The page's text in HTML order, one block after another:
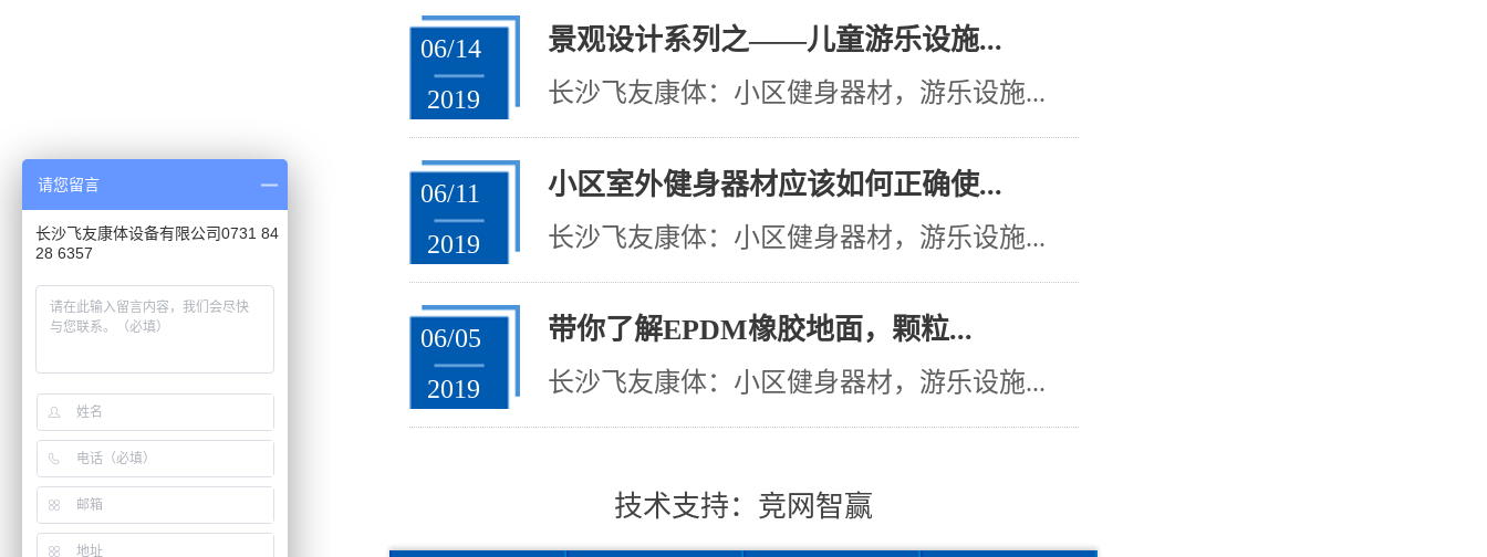
06/14
2019
景观设计系列之——儿童游乐设施...
长沙飞友康体：小区健身器材，游乐设施...
06/11
2019
小区室外健身器材应该如何正确使...
长沙飞友康体：小区健身器材，游乐设施...
06/05
2019
带你了解EPDM橡胶地面，颗粒...
长沙飞友康体：小区健身器材，游乐设施...
技术支持： 竞网智赢
请您留言
长沙飞友康体设备有限公司0731 84
28 6357